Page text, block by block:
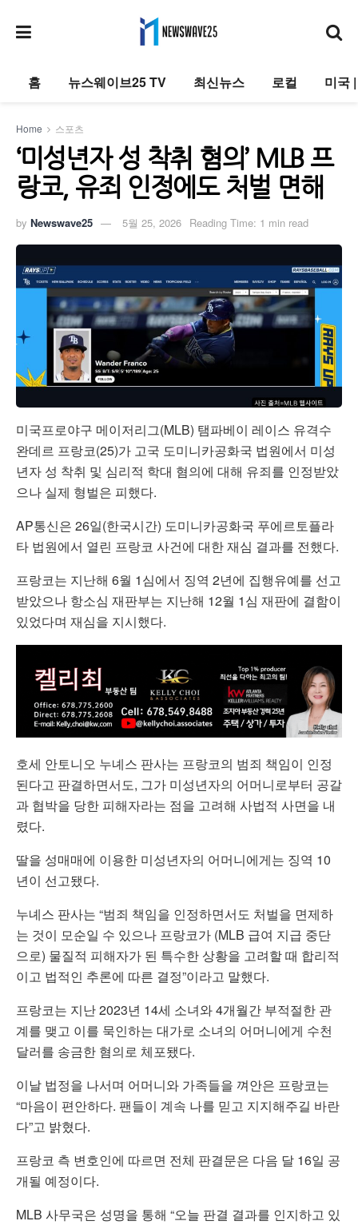
홈 뉴스웨이브25 TV 최신뉴스 로컬 미국
Home 스포츠
‘미성년자 성 착취 혐의’ MLB 프
랑코, 유죄 인정에도 처벌 면해
by Newswave25 5월 25, 2026 Reading Time: 1 min read
미국프로야구 메이저리그(MLB) 탬파베이 레이스 유격수
완데르 프랑코(25)가 고국 도미니카공화국 법원에서 미성
년자 성 착취 및 심리적 학대 혐의에 대해 유죄를 인정받았
으나 실제 형벌은 피했다.
AP통신은 26일(한국시간) 도미니카공화국 푸에르토플라
타 법원에서 열린 프랑코 사건에 대한 재심 결과를 전했다.
프랑코는 지난해 6월 1심에서 징역 2년에 집행유예를 선고
받았으나 항소심 재판부는 지난해 12월 1심 재판에 결함이
있었다며 재심을 지시했다.
호세 안토니오 누녜스 판사는 프랑코의 범죄 책임이 인정
된다고 판결하면서도, 그가 미성년자의 어머니로부터 공갈
과 협박을 당한 피해자라는 점을 고려해 사법적 사면을 내
렸다.
딸을 성매매에 이용한 미성년자의 어머니에게는 징역 10
년이 선고됐다.
누녜스 판사는 “범죄 책임을 인정하면서도 처벌을 면제하
는 것이 모순일 수 있으나 프랑코가 (MLB 급여 지급 중단
으로) 물질적 피해자가 된 특수한 상황을 고려할 때 합리적
이고 법적인 추론에 따른 결정”이라고 말했다.
프랑코는 지난 2023년 14세 소녀와 4개월간 부적절한 관
계를 맺고 이를 묵인하는 대가로 소녀의 어머니에게 수천
달러를 송금한 혐의로 체포됐다.
이날 법정을 나서며 어머니와 가족들을 껴안은 프랑코는
“마음이 편안하다. 팬들이 계속 나를 믿고 지지해주길 바란
다”고 밝혔다.
프랑코 측 변호인에 따르면 전체 판결문은 다음 달 16일 공
개될 예정이다.
MLB 사무국은 성명을 통해 “오늘 판결 결과를 인지하고 있